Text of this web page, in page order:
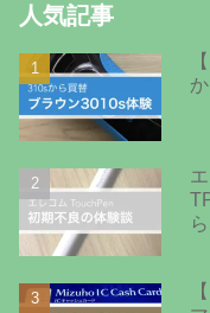
人気記事